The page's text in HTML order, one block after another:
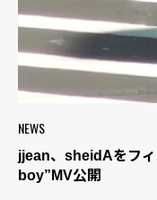
NEWS
jjean、sheidAをフ
boy”MV公開